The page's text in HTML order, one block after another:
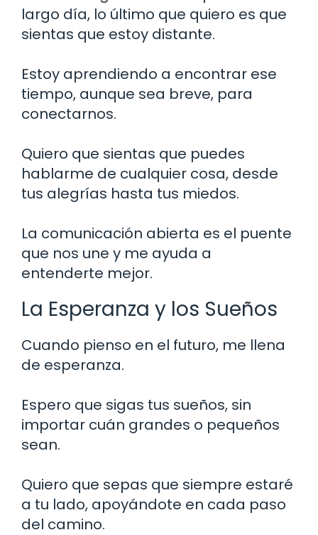
largo día, lo último que quiero es que
sientas que estoy distante.
Estoy aprendiendo a encontrar ese
tiempo, aunque sea breve, para
conectarnos.
Quiero que sientas que puedes
hablarme de cualquier cosa, desde
tus alegrías hasta tus miedos.
La comunicación abierta es el puente
que nos une y me ayuda a
entenderte mejor.
La Esperanza y los Sueños
Cuando pienso en el futuro, me llena
de esperanza.
Espero que sigas tus sueños, sin
importar cuán grandes o pequeños
sean.
Quiero que sepas que siempre estaré
a tu lado, apoyándote en cada paso
del camino.